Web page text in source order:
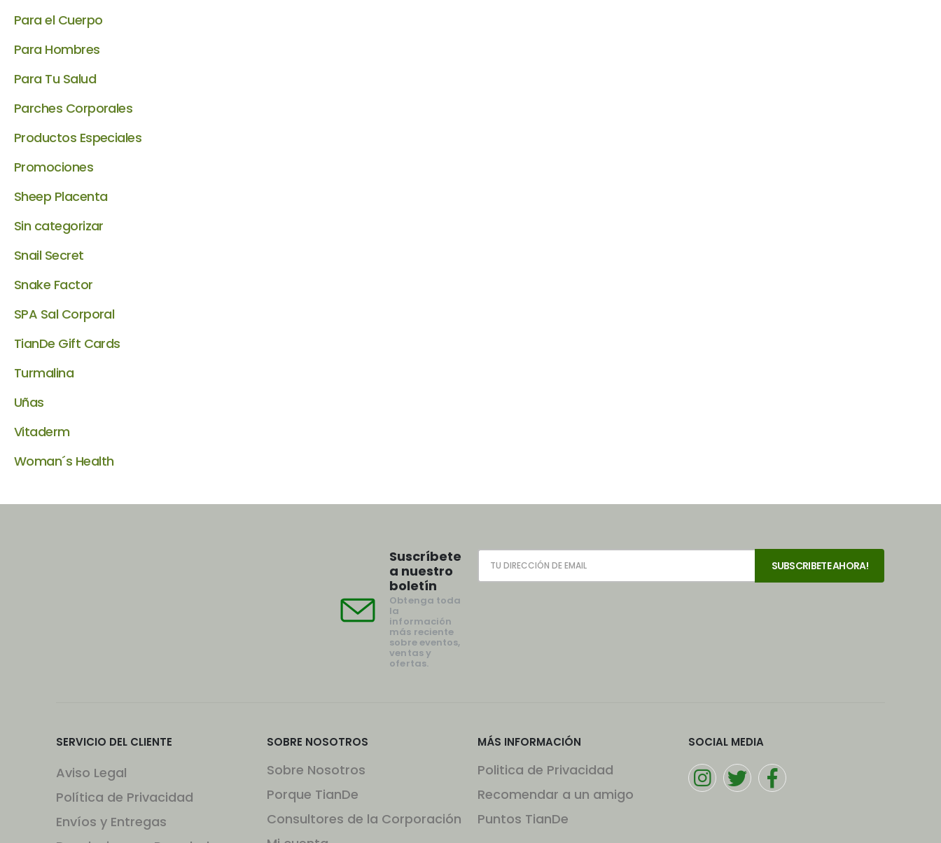
Para el Cuerpo
Para Hombres
Para Tu Salud
Parches Corporales
Productos Especiales
Promociones
Sheep Placenta
Sin categorizar
Snail Secret
Snake Factor
SPA Sal Corporal
TianDe Gift Cards
Turmalina
Uñas
Vitaderm
Woman´s Health
Suscríbete
a nuestro
boletín
Obtenga toda
la
información
más reciente
sobre eventos,
ventas y
ofertas.
SERVICIO DEL CLIENTE
Aviso Legal
Política de Privacidad
Envíos y Entregas
SOBRE NOSOTROS
Sobre Nosotros
Porque TianDe
Consultores de la Corporación
MÁS INFORMACIÓN
Politica de Privacidad
Recomendar a un amigo
Puntos TianDe
SOCIAL MEDIA